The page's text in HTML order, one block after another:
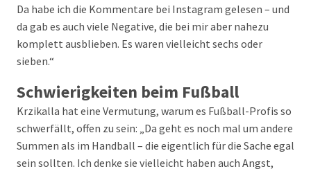
Da habe ich die Kommentare bei Instagram gelesen – und
da gab es auch viele Negative, die bei mir aber nahezu
komplett ausblieben. Es waren vielleicht sechs oder
sieben.“
Schwierigkeiten beim Fußball
Krzikalla hat eine Vermutung, warum es Fußball-Profis so
schwerfällt, offen zu sein: „Da geht es noch mal um andere
Summen als im Handball – die eigentlich für die Sache egal
sein sollten. Ich denke sie vielleicht haben auch Angst,